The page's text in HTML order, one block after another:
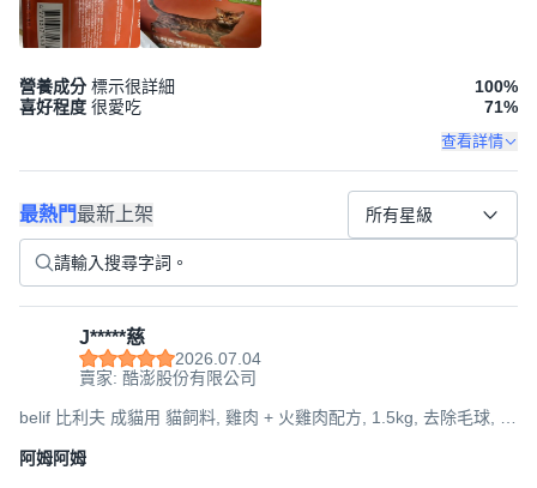
營養成分 標示很詳細 100%
喜好程度 很愛吃 71%
查看詳情
最熱門最新上架 所有星級
J*****慈
2026.07.04
賣家: 酷澎股份有限公司
belif 比利夫 成貓用 貓飼料, 雞肉 + 火雞肉配方, 1.5kg, 去除毛球, 1
阿姆阿姆